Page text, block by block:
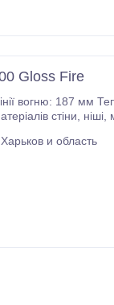
Gloss Fire
и область